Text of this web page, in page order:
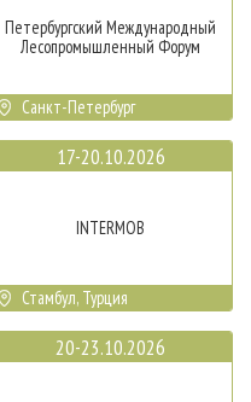
Петербургский Международный
Лесопромышленный Форум
Санкт-Петербург
17-20.10.2026
INTERMOB
Стамбул, Турция
20-23.10.2026